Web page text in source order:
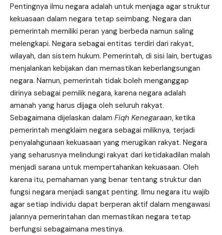
Pentingnya ilmu negara adalah untuk menjaga agar struktur
kekuasaan dalam negara tetap seimbang. Negara dan
pemerintah memiliki peran yang berbeda namun saling
melengkapi. Negara sebagai entitas terdiri dari rakyat,
wilayah, dan sistem hukum. Pemerintah, di sisi lain, bertugas
menjalankan kebijakan dan memastikan keberlangsungan
negara. Namun, pemerintah tidak boleh menganggap
dirinya sebagai pemilik negara, karena negara adalah
amanah yang harus dijaga oleh seluruh rakyat.
Sebagaimana dijelaskan dalam Fiqh Kenegaraan, ketika
pemerintah mengklaim negara sebagai miliknya, terjadi
penyalahgunaan kekuasaan yang merugikan rakyat. Negara
yang seharusnya melindungi rakyat dari ketidakadilan malah
menjadi sarana untuk mempertahankan kekuasaan. Oleh
karena itu, pemahaman yang benar tentang struktur dan
fungsi negara menjadi sangat penting. Ilmu negara itu wajib
agar setiap individu dapat berperan aktif dalam mengawasi
jalannya pemerintahan dan memastikan negara tetap
berfungsi sebagaimana mestinya.